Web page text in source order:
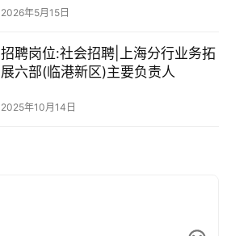
2026年5月15日
招聘岗位:社会招聘|上海分行业务拓
展六部(临港新区)主要负责人
2025年10月14日